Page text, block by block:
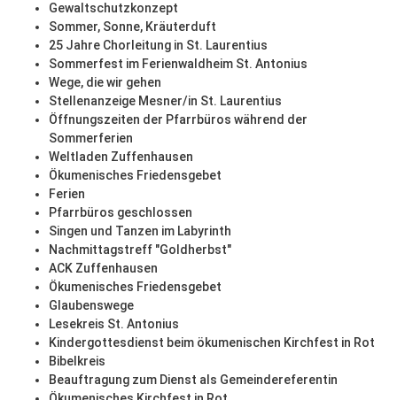
Gewaltschutzkonzept
Sommer, Sonne, Kräuterduft
25 Jahre Chorleitung in St. Laurentius
Sommerfest im Ferienwaldheim St. Antonius
Wege, die wir gehen
Stellenanzeige Mesner/in St. Laurentius
Öffnungszeiten der Pfarrbüros während der
Sommerferien
Weltladen Zuffenhausen
Ökumenisches Friedensgebet
Ferien
Pfarrbüros geschlossen
Singen und Tanzen im Labyrinth
Nachmittagstreff "Goldherbst"
ACK Zuffenhausen
Ökumenisches Friedensgebet
Glaubenswege
Lesekreis St. Antonius
Kindergottesdienst beim ökumenischen Kirchfest in Rot
Bibelkreis
Beauftragung zum Dienst als Gemeindereferentin